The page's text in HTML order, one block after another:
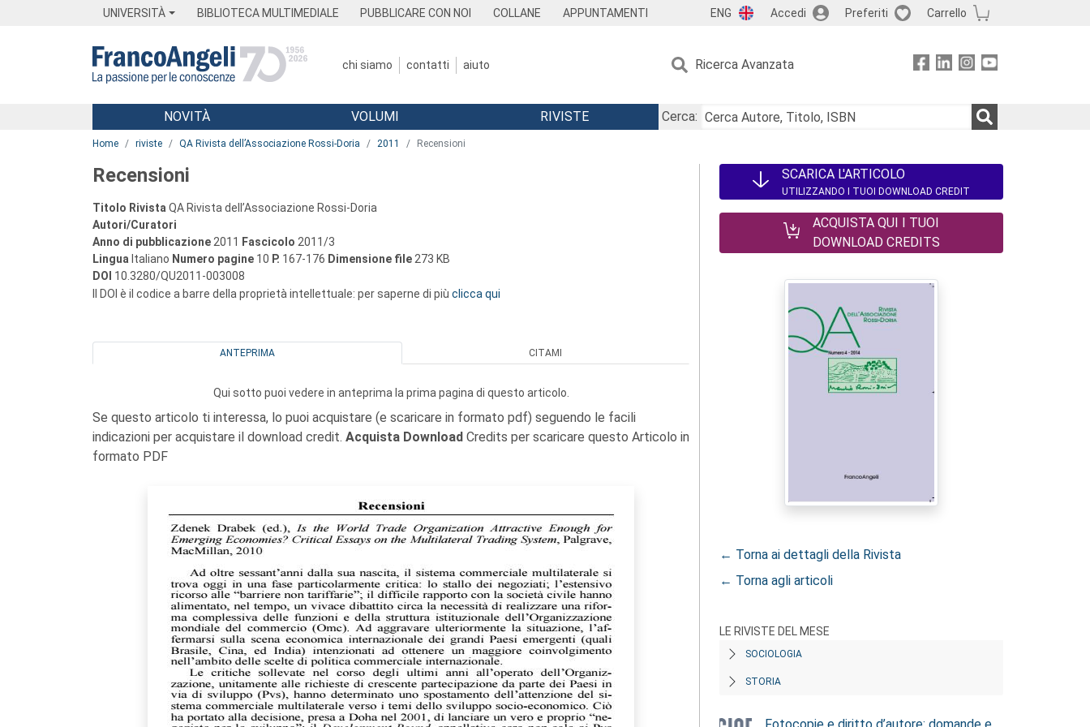
UNIVERSITÀ BIBLIOTECA MULTIMEDIALE PUBBLICARE CON NOI COLLANE APPUNTAMENTI ENG Accedi Preferiti Carrello
chi siamo contatti aiuto Ricerca Avanzata
Menu
NOVITÀ VOLUMI RIVISTE
Cerca:
Home riviste QA Rivista dell’Associazione Rossi-Doria 2011 Recensioni
Recensioni
Titolo Rivista QA Rivista dell’Associazione Rossi-Doria
Autori/Curatori
Anno di pubblicazione 2011 Fascicolo 2011/3
Lingua Italiano Numero pagine 10 P. 167-176 Dimensione file 273 KB
DOI 10.3280/QU2011-003008
Il DOI è il codice a barre della proprietà intellettuale: per saperne di più clicca qui
ANTEPRIMA CITAMI
Qui sotto puoi vedere in anteprima la prima pagina di questo articolo.
Se questo articolo ti interessa, lo puoi acquistare (e scaricare in formato pdf) seguendo le facili
indicazioni per acquistare il download credit. Acquista Download Credits per scaricare questo Articolo in
formato PDF
SCARICA L'ARTICOLO
UTILIZZANDO I TUOI DOWNLOAD CREDIT
ACQUISTA QUI I TUOI
DOWNLOAD CREDITS
← Torna ai dettagli della Rivista
← Torna agli articoli
LE RIVISTE DEL MESE
SOCIOLOGIA
STORIA